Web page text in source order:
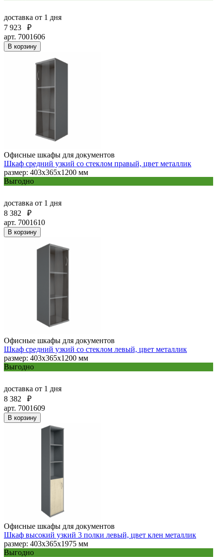
доставка от 1 дня
7 923
₽
арт. 7001606
В корзину
Офисные шкафы для документов
Шкаф средний узкий со стеклом правый, цвет металлик
размер: 403х365х1200 мм
Выгодно
доставка от 1 дня
8 382
₽
арт. 7001610
В корзину
Офисные шкафы для документов
Шкаф средний узкий со стеклом левый, цвет металлик
размер: 403х365х1200 мм
Выгодно
доставка от 1 дня
8 382
₽
арт. 7001609
В корзину
Офисные шкафы для документов
Шкаф высокий узкий 3 полки левый, цвет клен металлик
размер: 403х365х1975 мм
Выгодно